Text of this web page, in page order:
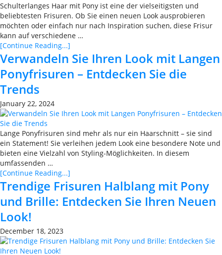
Schulterlanges Haar mit Pony ist eine der vielseitigsten und
beliebtesten Frisuren. Ob Sie einen neuen Look ausprobieren
möchten oder einfach nur nach Inspiration suchen, diese Frisur
kann auf verschiedene …
[Continue Reading...]
Verwandeln Sie Ihren Look mit Langen
Ponyfrisuren – Entdecken Sie die
Trends
January 22, 2024
Lange Ponyfrisuren sind mehr als nur ein Haarschnitt – sie sind
ein Statement! Sie verleihen jedem Look eine besondere Note und
bieten eine Vielzahl von Styling-Möglichkeiten. In diesem
umfassenden …
[Continue Reading...]
Trendige Frisuren Halblang mit Pony
und Brille: Entdecken Sie Ihren Neuen
Look!
December 18, 2023